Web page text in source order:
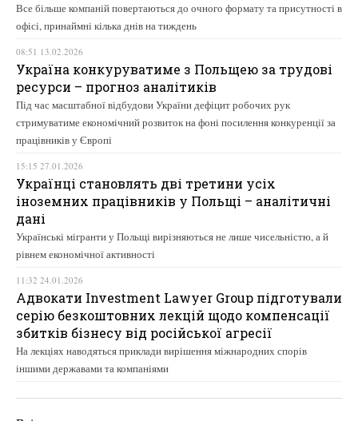
Все більше компаній повертаються до очного формату та присутності в
офісі, принаймні кілька днів на тиждень
08:51 13.02.2026
Україна конкуруватиме з Польщею за трудові
ресурси – прогноз аналітиків
Під час масштабної відбудови України дефіцит робочих рук
стримуватиме економічний розвиток на фоні посилення конкуренції за
працівників у Європі
15:15 27.01.2026
Українці становлять дві третини усіх
іноземних працівників у Польщі – аналітичні
дані
Українські мігранти у Польщі вирізняються не лише чисельністю, а й
рівнем економічної активності
11:32 24.01.2026
Адвокати Investment Lawyer Group підготували
серію безкоштовних лекцій щодо компенсації
збитків бізнесу від російської агресії
На лекціях наводяться приклади вирішення міжнародних спорів
іншими державами та компаніями